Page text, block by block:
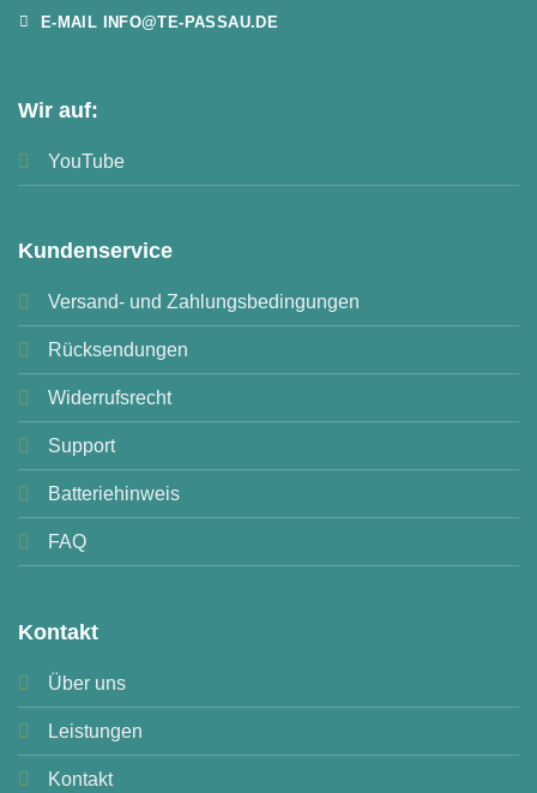
E-MAIL INFO@TE-PASSAU.DE
Wir auf:
YouTube
Kundenservice
Versand- und Zahlungsbedingungen
Rücksendungen
Widerrufsrecht
Support
Batteriehinweis
FAQ
Kontakt
Über uns
Leistungen
Kontakt